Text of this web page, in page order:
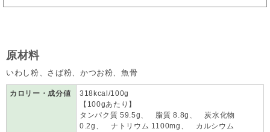
原材料
いわし粉、さば粉、かつお粉、魚骨
カロリー・成分値
318kcal/100g
【100gあたり】
タンパク質 59.5g、 脂質 8.8g、 炭水化物
0.2g、 ナトリウム 1100mg、 カルシウム